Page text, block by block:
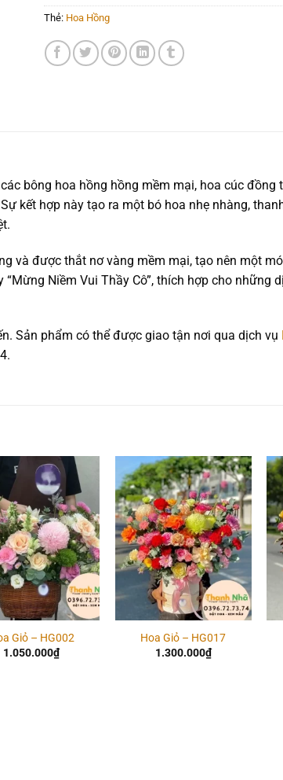
Thẻ: Hoa Hồng
bông hoa hồng hồng mềm mại, hoa cúc đồng
kết hợp này tạo ra một bó hoa nhẹ nhàng,
và được thắt nơ vàng mềm mại, tạo nên một
Niềm Vui Thầy Cô”, thích hợp cho những
Sản phẩm có thể được giao tận nơi qua dịch vụ
Add to
wishlist
Giỏ – HG002
1.050.000₫
Add to
wishlist
Hoa Giỏ – HG017
1.300.000₫